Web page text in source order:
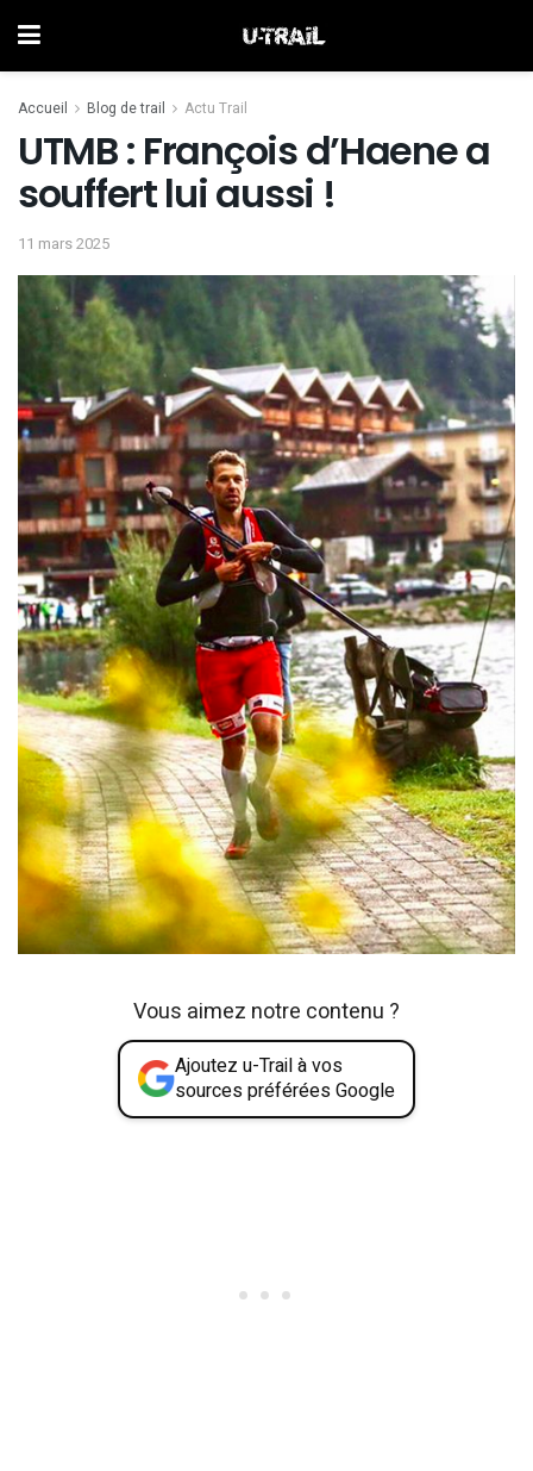
Accueil Blog de trail Actu Trail
UTMB : François d’Haene a
souffert lui aussi !
11 mars 2025
Vous aimez notre contenu ?
Ajoutez u-Trail à vos
sources préférées Google